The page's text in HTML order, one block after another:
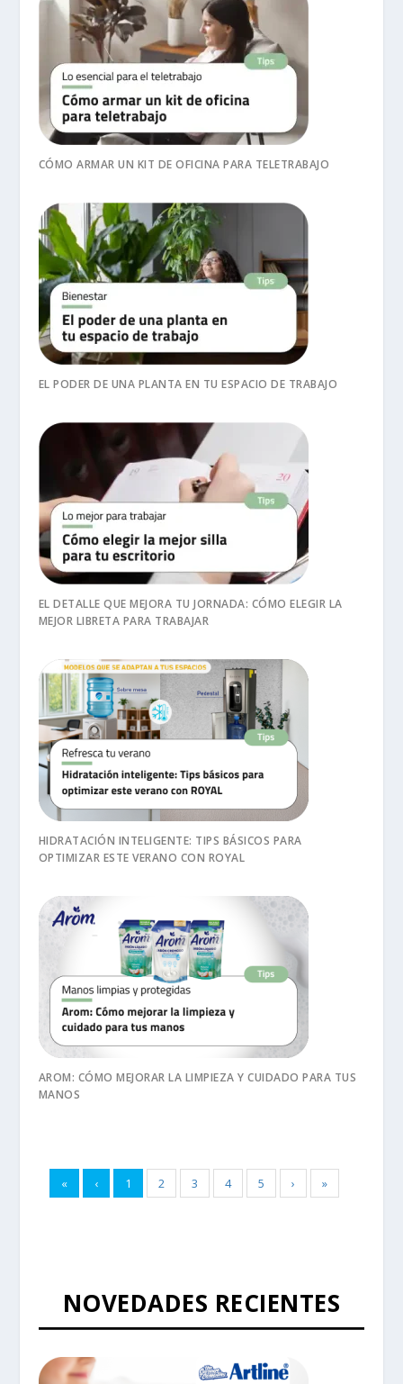
CÓMO ARMAR UN KIT DE OFICINA PARA TELETRABAJO
EL PODER DE UNA PLANTA EN TU ESPACIO DE TRABAJO
EL DETALLE QUE MEJORA TU JORNADA: CÓMO ELEGIR LA
MEJOR LIBRETA PARA TRABAJAR
HIDRATACIÓN INTELIGENTE: TIPS BÁSICOS PARA
OPTIMIZAR ESTE VERANO CON ROYAL
AROM: CÓMO MEJORAR LA LIMPIEZA Y CUIDADO PARA TUS
MANOS
« ‹ 1 2 3 4 5 › »
NOVEDADES RECIENTES